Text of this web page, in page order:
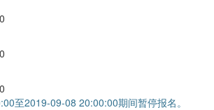
至2019-09-08 20:00:00期间暂停报名。